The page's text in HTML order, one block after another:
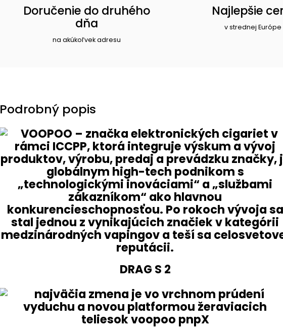
Doručenie do druhého
dňa
na akúkoľvek adresu
Najlepšie
v strednej Európe
Podrobný popis
DRAG S 2